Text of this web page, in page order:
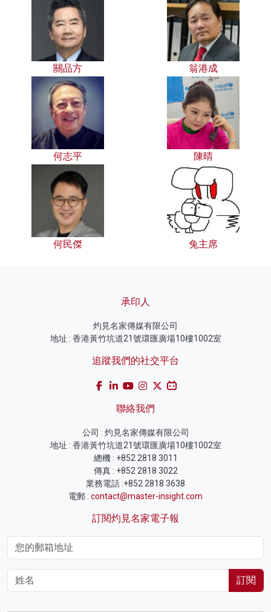
關品方 翁港成
何志平 陳晴
何民傑 兔主席
承印人
灼見名家傳媒有限公司
地址 : 香港黃竹坑道21號環匯廣場10樓1002室
追蹤我們的社交平台
聯絡我們
公司 : 灼見名家傳媒有限公司
地址 : 香港黃竹坑道21號環匯廣場10樓1002室
總機 : +852 2818 3011
傳真 : +852 2818 3022
業務電話 :+852 2818 3638
電郵 : contact@master-insight.com
訂閱灼見名家電子報
訂閱